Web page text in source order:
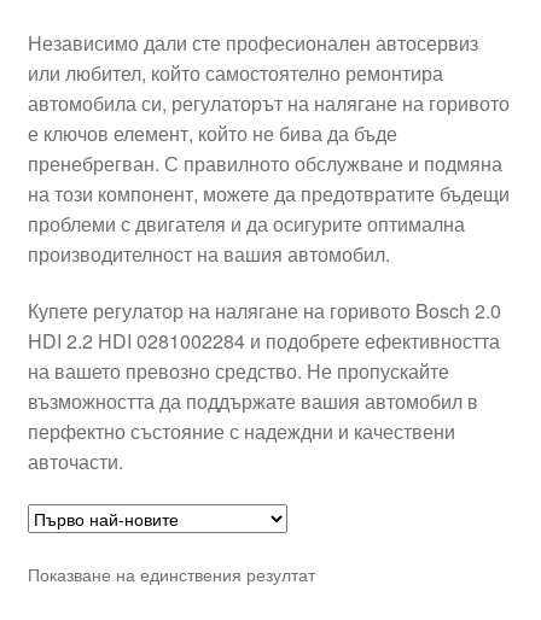
Правила и условия
Процедура за рекламации
Разгледайте
Транспорт
Независимо дали сте професионален автосервиз
или любител, който самостоятелно ремонтира
автомобила си, регулаторът на налягане на горивото
е ключов елемент, който не бива да бъде
пренебрегван. С правилното обслужване и подмяна
на този компонент, можете да предотвратите бъдещи
проблеми с двигателя и да осигурите оптимална
производителност на вашия автомобил.
Купете регулатор на налягане на горивото Bosch 2.0
HDI 2.2 HDI 0281002284 и подобрете ефективността
на вашето превозно средство. Не пропускайте
възможността да поддържате вашия автомобил в
перфектно състояние с надеждни и качествени
авточасти.
Показване на единствения резултат